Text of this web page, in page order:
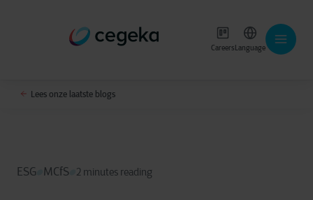
CareersLanguage
Lees onze laatste blogs
ESG MCfS 2 minutes reading